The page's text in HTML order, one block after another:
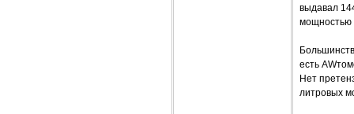
выдавал
мощностью
есть
Нет
литровых